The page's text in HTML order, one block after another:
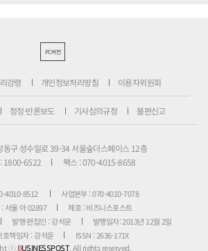
PC버전
강령 개인정보처리방침 이용자위원회
정정·반론보도 기사심의규정 불편신고
동구 성수일로 39-34 서울숲더스페이스 12층
1800-6522
팩스 : 070-4015-8658
4010-8512
사업본부 : 070-4010-7078
서울 아 02897
제호 : 비즈니스포스트
발행·편집인 : 강석운
발행일자: 2013년 12월 2일
호책임자 : 강석운
ISSN : 2636-171X
ⓒBUSINESSPOST. All rights reserved.